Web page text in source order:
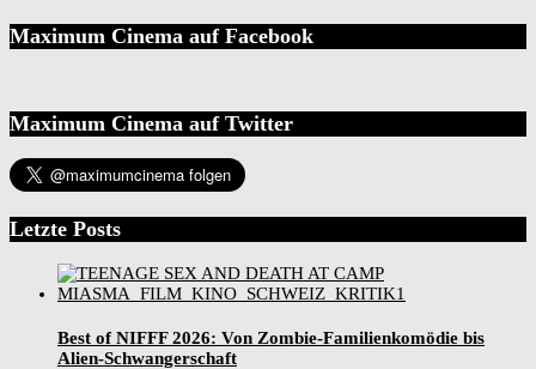
Maximum Cinema auf Facebook
Maximum Cinema auf Twitter
Letzte Posts
Best of NIFFF 2026: Von Zombie-Familienkomödie bis
Alien-Schwangerschaft